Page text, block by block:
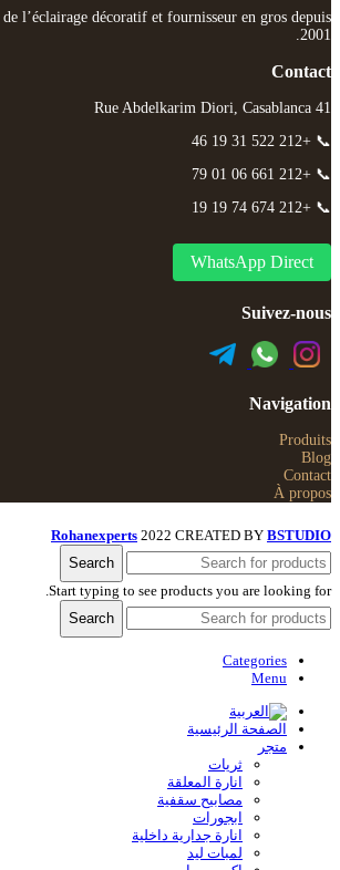
l’éclairage décoratif et fournisseur en gros depuis
2001.
Contact
41 Rue Abdelkarim Diori, Casablanca
📞 +212 522 31 19 46
📞 +212 661 06 01 79
📞 +212 674 74 19 19
WhatsApp Direct
Suivez-nous
Navigation
Produits
Blog
Contact
À propos
Rohanexperts 2022 CREATED BY BSTUDIO
Search
Start typing to see products you are looking for.
Search
Categories
Menu
الصفحة الرئيسية
متجر
ثريات
انارة المعلقة
مصابيح سقفية
ابجورات
انارة جدارية داخلية
لمبات ليد